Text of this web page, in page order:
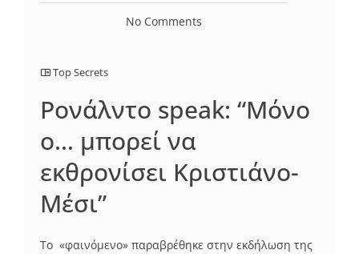
No Comments
Top Secrets
Ρονάλντο speak: “Μόνο
ο… μπορεί να
εκθρονίσει Κριστιάνο-
Μέσι”
To «φαινόμενο» παραβρέθηκε στην εκδήλωση της